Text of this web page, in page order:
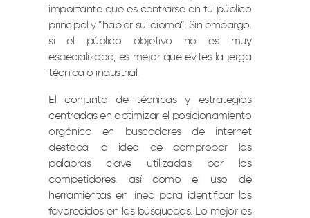
importante que es centrarse en tu público
principal y “hablar su idioma”. Sin embargo,
si el público objetivo no es muy
especializado, es mejor que evites la jerga
técnica o industrial.
El conjunto de técnicas y estrategias
centradas en optimizar el posicionamiento
orgánico en buscadores de internet
destaca la idea de comprobar las
palabras clave utilizadas por los
competidores, así como el uso de
herramientas en línea para identificar los
favorecidos en las búsquedas. Lo mejor es